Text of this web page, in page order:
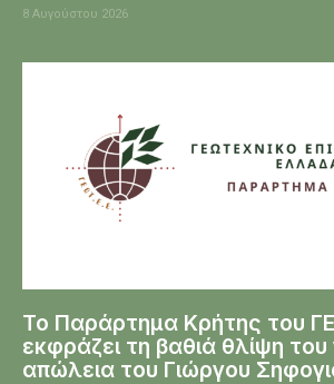
8 Αυγούστου 2026
Το Παράρτημα Κρήτης του
εκφράζει τη βαθιά θλίψη του
απώλεια του Γιώργου